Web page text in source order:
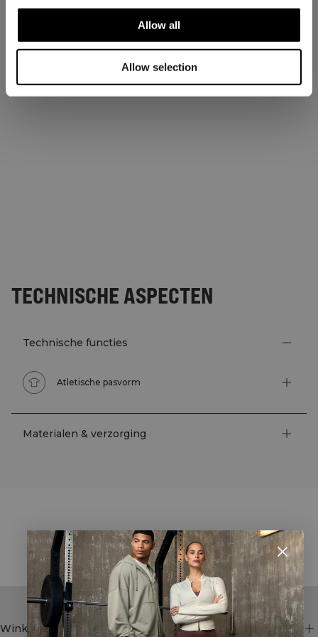
Allow all
Allow selection
TECHNISCHE ASPECTEN
Technische functies
Atletische pasvorm
Materialen & verzorging
STYLE WITH
Winkel